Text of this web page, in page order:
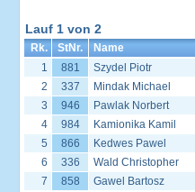
Lauf 1 von 2
Rk. StNr. Name
1
881 Szydel Piotr
2
337 Mindak Michael
3
946 Pawlak Norbert
4
984 Kamionika Kamil
5
866 Kedwes Pawel
6
336 Wald Christopher
7
858 Gawel Bartosz